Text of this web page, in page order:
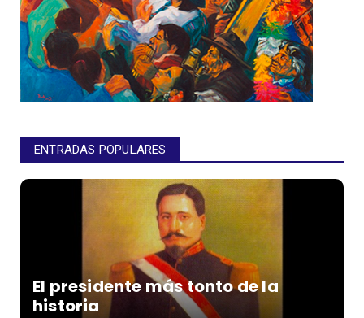
ENTRADAS POPULARES
El presidente más tonto de la
historia